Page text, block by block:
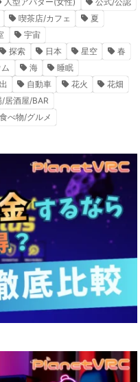
喫茶店/カフェ
夏
宇宙
探索 日本 星空
春
海
睡眠
自動車 花火
花畑
/居酒屋/BAR
食べ物/グルメ